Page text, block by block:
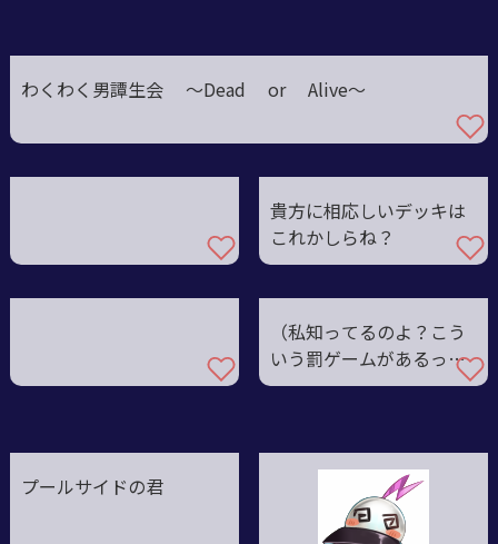
わくわく男譚生会 〜Dead or Alive〜
貴方に相応しいデッキは
これかしらね？
（私知ってるのよ？こう
いう罰ゲームがあるって
こと）
プールサイドの君